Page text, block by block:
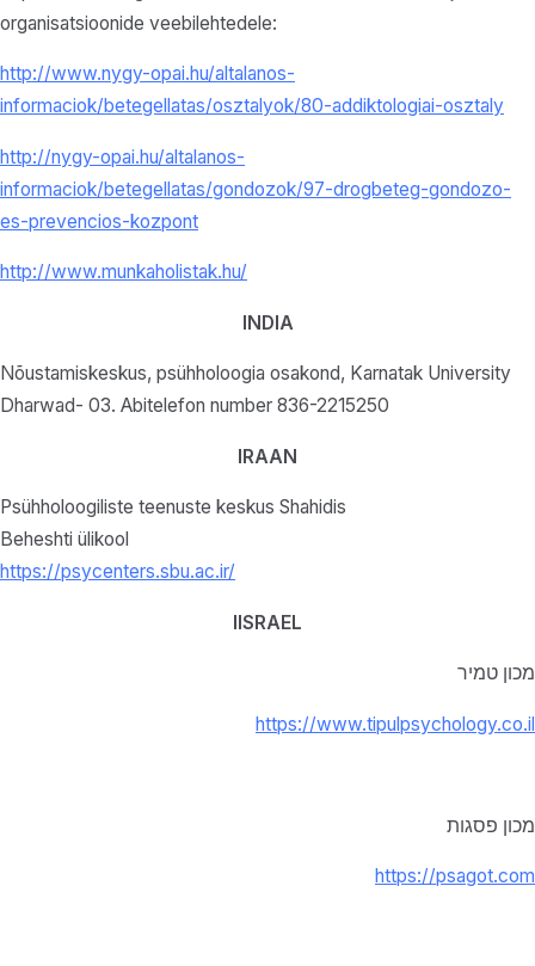
organisatsioonide veebilehtedele:
http://www.nygy-opai.hu/altalanos-
informaciok/betegellatas/osztalyok/80-addiktologiai-osztaly
http://nygy-opai.hu/altalanos-
informaciok/betegellatas/gondozok/97-drogbeteg-gondozo-
es-prevencios-kozpont
http://www.munkaholistak.hu/
INDIA
Nõustamiskeskus, psühholoogia osakond, Karnatak University
Dharwad- 03. Abitelefon number 836-2215250
IRAAN
Psühholoogiliste teenuste keskus Shahidis
Beheshti ülikool
https://psycenters.sbu.ac.ir/
IISRAEL
מכון טמיר
https://www.tipulpsychology.co.il
מכון פסגות
https://psagot.com